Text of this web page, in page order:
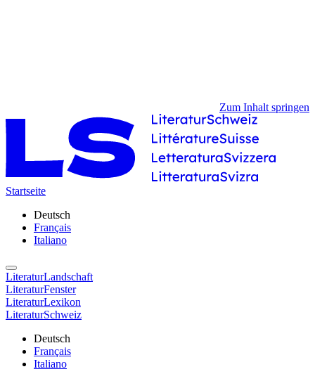
Zum Inhalt springen
Startseite
Deutsch
Français
Italiano
LiteraturLandschaft
LiteraturFenster
LiteraturLexikon
LiteraturSchweiz
Deutsch
Français
Italiano